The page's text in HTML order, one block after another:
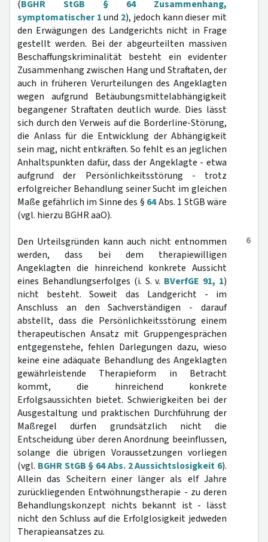
(BGHR StGB § 64 Zusammenhang,
symptomatischer 1und 2), jedoch kann dieser mit
den Erwägungen des Landgerichts nicht in Frage
gestellt werden. Bei der abgeurteilten massiven
Beschaffungskriminalität besteht ein evidenter
Zusammenhang zwischen Hang und Straftaten, der
auch in früheren Verurteilungen des Angeklagten
wegen aufgrund Betäubungsmittelabhängigkeit
begangener Straftaten deutlich wurde. Dies lässt
sich durch den Verweis auf die Borderline-Störung,
die Anlass für die Entwicklung der Abhängigkeit
sein mag, nicht entkräften. So fehlt es an jeglichen
Anhaltspunkten dafür, dass der Angeklagte - etwa
aufgrund der Persönlichkeitsstörung - trotz
erfolgreicher Behandlung seiner Sucht im gleichen
Maße gefährlich im Sinne des § 64Abs. 1 StGB wäre
(vgl. hierzu BGHR aaO).
6
Den Urteilsgründen kann auch nicht entnommen
werden, dass bei dem therapiewilligen
Angeklagten die hinreichend konkrete Aussicht
eines Behandlungserfolges (i. S. v. BVerfGE 91, 1)
nicht besteht. Soweit das Landgericht - im
Anschluss an den Sachverständigen - darauf
abstellt, dass die Persönlichkeitsstörung einem
therapeutischen Ansatz mit Gruppengesprächen
entgegenstehe, fehlen Darlegungen dazu, wieso
keine eine adäquate Behandlung des Angeklagten
gewährleistende Therapieform in Betracht
kommt, die hinreichend konkrete
Erfolgsaussichten bietet. Schwierigkeiten bei der
Ausgestaltung und praktischen Durchführung der
Maßregel dürfen grundsätzlich nicht die
Entscheidung über deren Anordnung beeinflussen,
solange die übrigen Voraussetzungen vorliegen
(vgl. BGHR StGB § 64 Abs. 2 Aussichtslosigkeit 6).
Allein das Scheitern einer länger als elf Jahre
zurückliegenden Entwöhnungstherapie - zu deren
Behandlungskonzept nichts bekannt ist - lässt
nicht den Schluss auf die Erfolglosigkeit jedweden
Therapieansatzes zu.